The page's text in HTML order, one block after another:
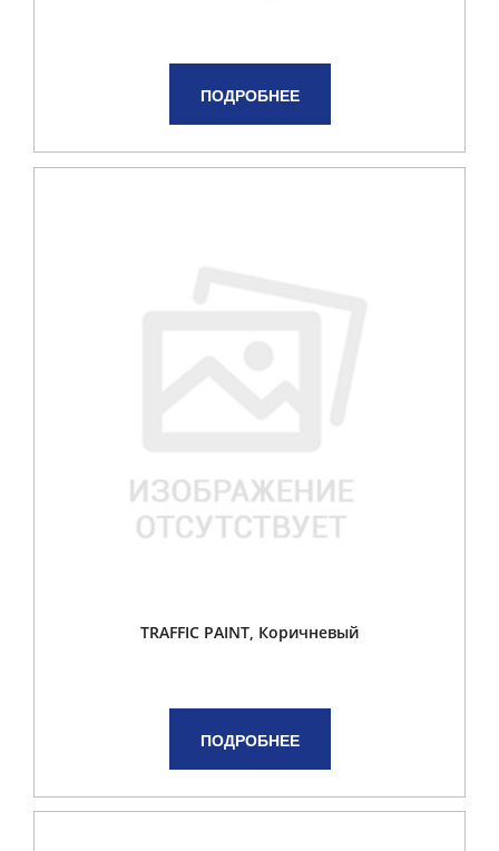
ПОДРОБНЕЕ
TRAFFIC PAINT, Коричневый
ПОДРОБНЕЕ